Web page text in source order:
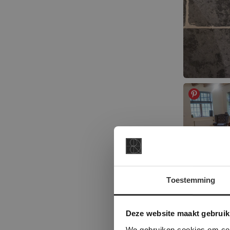
Toestemming
Deze website maaktDeze
onze